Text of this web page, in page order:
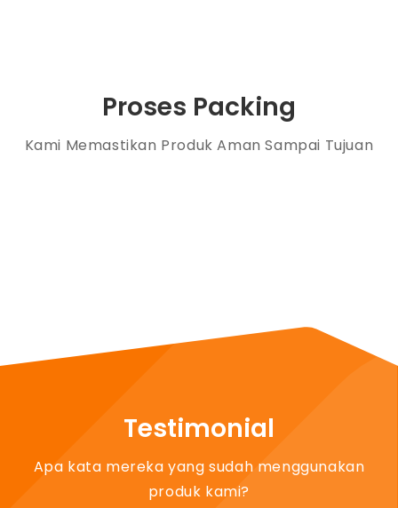
Proses Packing
Kami Memastikan Produk Aman Sampai Tujuan
Testimonial
Apa kata mereka yang sudah menggunakan
produk kami?